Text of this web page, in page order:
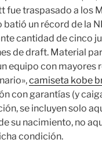
fue traspasado a los
un récord de la
cantidad de cinco
de draft. Material
equipo con mayores
camiseta kobe
con garantías (y
se incluyen solo
su nacimiento, no
condición.